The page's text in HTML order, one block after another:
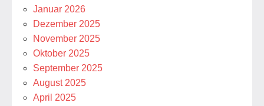
Januar 2026
Dezember 2025
November 2025
Oktober 2025
September 2025
August 2025
April 2025